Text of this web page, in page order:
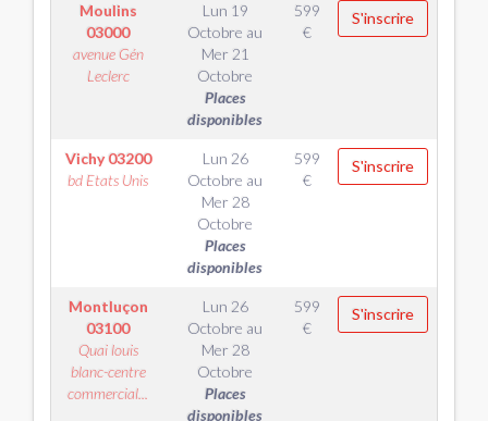
Moulins
03000
avenue Gén
Leclerc
Lun 19
Octobre au
Mer 21
Octobre
Places
disponibles
599
€
S'inscrire
Vichy03200
bd Etats Unis
Lun 26
Octobre au
Mer 28
Octobre
Places
disponibles
599
€
S'inscrire
Montluçon
03100
Quai louis
blanc-centre
commercial...
Lun 26
Octobre au
Mer 28
Octobre
Places
disponibles
599
€
S'inscrire